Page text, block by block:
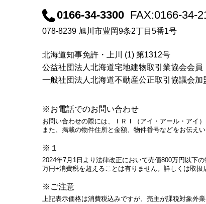
0166-34-3300 FAX:0166-34-
078-8239 旭川市豊岡9条2丁目5番1号
北海道知事免許・上川 (1) 第1312号
公益社団法人北海道宅地建物取引業協会会員
一般社団法人北海道不動産公正取引協議会加
※お電話でのお問い合わせ
お問い合わせの際には、ＩＲＩ（アイ・アール・アイ
また、掲載の物件住所と金額、物件番号などをお伝え
※１
2024年7月1日より法律改正において売価800万円以下
万円+消費税を超えることは有りません。詳しくは取扱
※ご注意
上記表示価格は消費税込みですが、売主が課税対象外